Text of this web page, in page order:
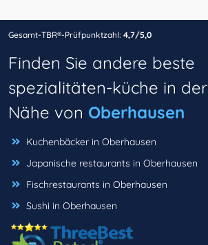
Gesamt-TBR®-Prüfpunktzahl: 4,7/5,0
Finden Sie andere beste
spezialitäten-küche in der
Nähe von Oberhausen
Kuchenbäcker in Oberhausen
Japanische restaurants in Oberhausen
Fischrestaurants in Oberhausen
Sushi in Oberhausen